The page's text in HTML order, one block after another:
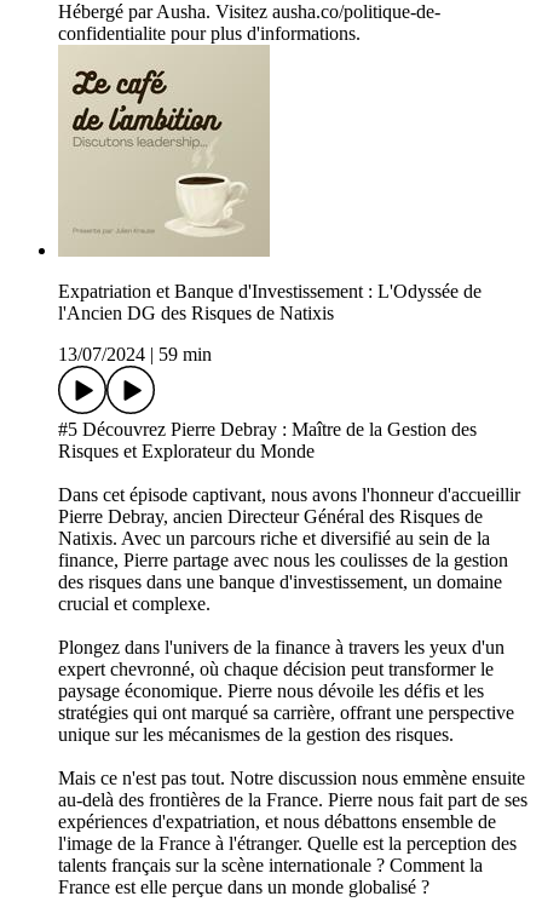
Hébergé par Ausha. Visitez ausha.co/politique-de-
confidentialite pour plus d'informations.
Expatriation et Banque d'Investissement : L'Odyssée de
l'Ancien DG des Risques de Natixis
13/07/2024
59 min
#5 Découvrez Pierre Debray : Maître de la Gestion des
Risques et Explorateur du Monde
Dans cet épisode captivant, nous avons l'honneur d'accueillir
Pierre Debray, ancien Directeur Général des Risques de
Natixis. Avec un parcours riche et diversifié au sein de la
finance, Pierre partage avec nous les coulisses de la gestion
des risques dans une banque d'investissement, un domaine
crucial et complexe.
Plongez dans l'univers de la finance à travers les yeux d'un
expert chevronné, où chaque décision peut transformer le
paysage économique. Pierre nous dévoile les défis et les
stratégies qui ont marqué sa carrière, offrant une perspective
unique sur les mécanismes de la gestion des risques.
Mais ce n'est pas tout. Notre discussion nous emmène ensuite
au-delà des frontières de la France. Pierre nous fait part de ses
expériences d'expatriation, et nous débattons ensemble de
l'image de la France à l'étranger. Quelle est la perception des
talents français sur la scène internationale ? Comment la
France est elle perçue dans un monde globalisé ?